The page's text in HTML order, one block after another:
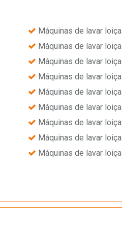
Máquinas de lavar loiça
Máquinas de lavar loiça
Máquinas de lavar loiça
Máquinas de lavar loiça
Máquinas de lavar loiça
Máquinas de lavar loiça
Máquinas de lavar loiça
Máquinas de lavar loiça
Máquinas de lavar loiça